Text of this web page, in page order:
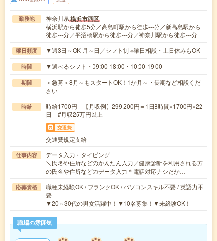
勤務地 神奈川県横浜市西区
横浜駅から徒歩5分／高島町駅から徒歩---分／新高島駅から
徒歩---分／平沼橋駅から徒歩---分／神奈川駅から徒歩---分
曜日頻度 ▼週3日～OK 月～日／シフト制 ※曜日相談・土日休みもOK
時間 ▼選べるシフト・09:00-18:00・10:00-19:00
期間
＜急募＞8月～もスタートOK！1か月～・長期など相談くだ
さい
時給
時給1700円 【月収例】299,200円＝1日8時間×1700円×22
日 #月収25万円以上
交通費
交通費規定支給
仕事内容
データ入力・タイピング
＼氏名や住所などのかんたん入力／健康診断を利用される方
の氏名や住所などのデータ入力＊電話対応ナシだか…
応募資格
職種未経験OK / ブランクOK / パソコンスキル不要 / 英語力不
要
▼20～30代の男女活躍中！▼10名募集！▼未経験OK！
職場の雰囲気